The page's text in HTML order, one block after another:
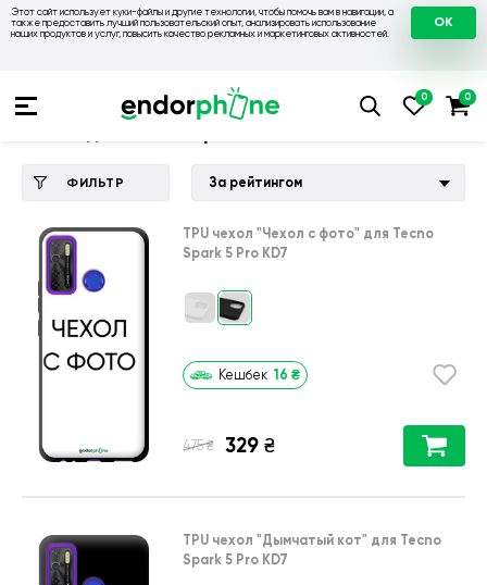
Этот сайт использует куки-файлы и другие технологии, чтобы помочь вам в навигации, а
также предоставить лучший пользовательский опыт, анализировать использование
наших продуктов и услуг, повысить качество рекламных и маркетинговых активностей.
OK
💙 Чехлы на Tecno 💛 Чехол для Tecno
ФИЛЬТР За рейтингом
TPU чехол "Чехол с фото" для Tecno
Spark 5 Pro KD7
Кешбек 16 ₴
475 ₴ 329 ₴
TPU чехол "Дымчатый кот" для Tecno
Spark 5 Pro KD7